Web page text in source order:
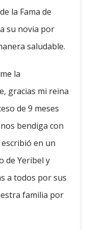
la Fama de
su novia por
saludable.
la
gracias mi reina
de 9 meses
bendiga con
escribió en un
de Yeribel y
a todos por sus
familia por